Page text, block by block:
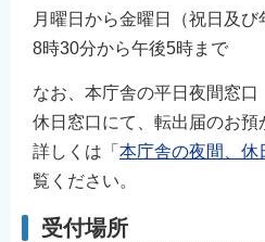
月曜日から金曜日（祝日及
8時30分から午後5時まで
なお、本庁舎の平日夜間窓口
休日窓口にて、転出届のお預
詳しくは「 本庁舎の夜間、休
覧ください。
受付場所
繁體中文
한국어
नेपाली
Filipino